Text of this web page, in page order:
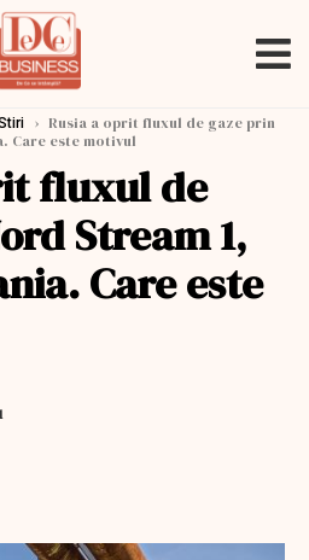
› Rusia a oprit fluxul de gaze prin
Care este motivul
fluxul de
Stream 1,
Care este